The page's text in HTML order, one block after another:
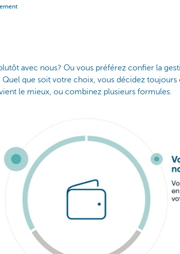
avec nous? Ou vous préférez confier la
que soit votre choix, vous décidez toujours
le mieux, ou combinez plusieurs formules.